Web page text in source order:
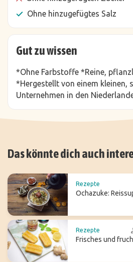
Ohne hinzugefügtes Salz
Gut zu wissen
*Ohne Farbstoffe *Reine,
*Hergestellt von einem kleinen,
Unternehmen in den
Das könnte dich auch
Rezepte
Ochazuke:
Rezepte
Frisches und